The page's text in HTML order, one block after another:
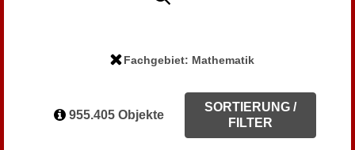
Fachgebiet: Mathematik
955.405 Objekte
SORTIERUNG /
FILTER